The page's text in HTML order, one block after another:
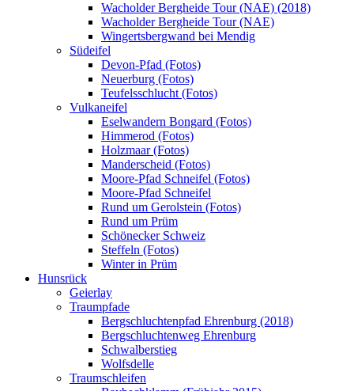
Wacholder Bergheide Tour (NAE) (2018)
Wacholder Bergheide Tour (NAE)
Wingertsbergwand bei Mendig
Südeifel
Devon-Pfad (Fotos)
Neuerburg (Fotos)
Teufelsschlucht (Fotos)
Vulkaneifel
Eselwandern Bongard (Fotos)
Himmerod (Fotos)
Holzmaar (Fotos)
Manderscheid (Fotos)
Moore-Pfad Schneifel (Fotos)
Moore-Pfad Schneifel
Rund um Gerolstein (Fotos)
Rund um Prüm
Schönecker Schweiz
Steffeln (Fotos)
Winter in Prüm
Hunsrück
Geierlay
Traumpfade
Bergschluchtenpfad Ehrenburg (2018)
Bergschluchtenweg Ehrenburg
Schwalberstieg
Wolfsdelle
Traumschleifen